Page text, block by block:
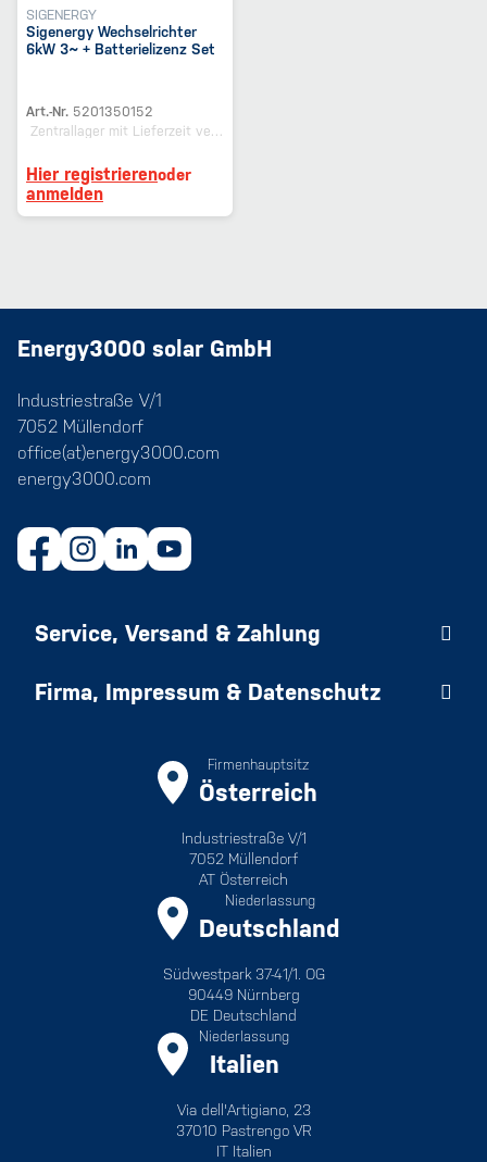
SIGENERGY
Sigenergy Wechselrichter
6kW 3~ + Batterielizenz Set
Art.-Nr. 5201350152
Zentrallager mit Lieferzeit verfügbar
Hier registrierenoder
anmelden
Energy3000 solar GmbH
Industriestraße V/1
7052 Müllendorf
office(at)energy3000.com
energy3000.com
Service, Versand & Zahlung
Firma, Impressum & Datenschutz
Firmenhauptsitz
Österreich
Industriestraße V/1
7052 Müllendorf
AT Österreich
Niederlassung
Deutschland
Südwestpark 37-41/1. OG
90449 Nürnberg
DE Deutschland
Niederlassung
Italien
Via dell'Artigiano, 23
37010 Pastrengo VR
IT Italien